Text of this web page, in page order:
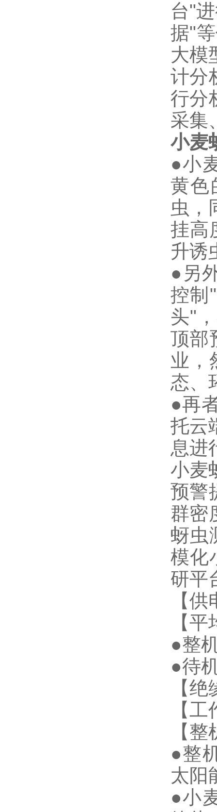
台"
据"
大模
计分
行分
采集
小麦
●小
黄色
虫，
挂高
升诱
●另
控制
头"
顶部
业，
态、
●再
托云
息进
小麦
预警
群密
蚜虫
模化
研平
【
【
●整
●待
【
【
【
●整
太阳
●小